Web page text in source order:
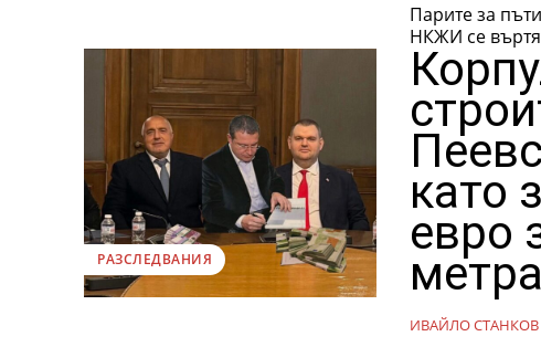
Парите за
НКЖИ се
РАЗСЛЕДВАНИЯ
като
евро
ИВАЙЛО СТАНКОВ